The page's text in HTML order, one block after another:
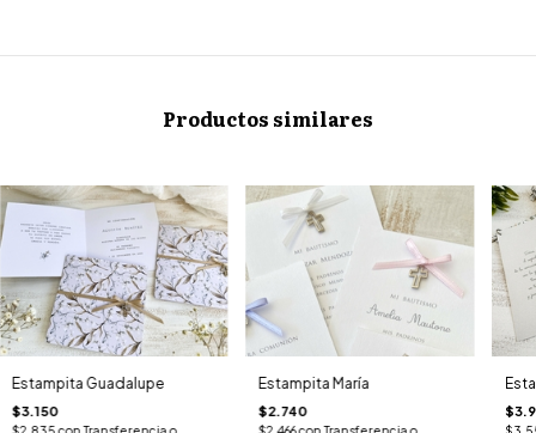
Productos similares
Estampita Guadalupe
$3.150
Estampita María
$2.740